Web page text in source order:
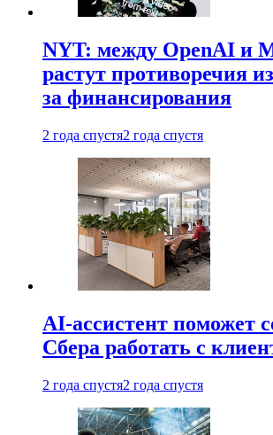
NYT: между OpenAI и
растут противоречия
за финансирования
2 года спустя2 года спустя
AI-ассистент поможет
Сбера работать с
2 года спустя2 года спустя